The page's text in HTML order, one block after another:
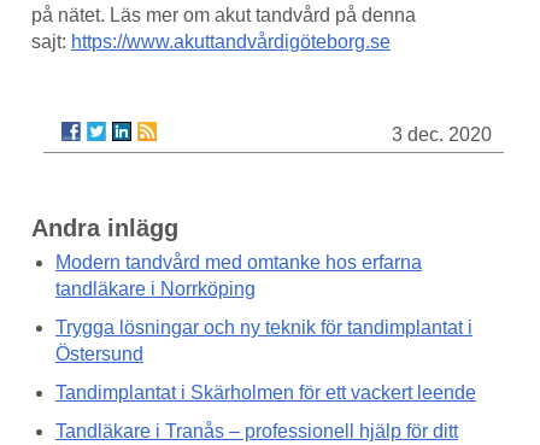
på nätet. Läs mer om akut tandvård på denna
sajt: https://www.akuttandvårdigöteborg.se
3 dec. 2020
Andra inlägg
Modern tandvård med omtanke hos erfarna
tandläkare i Norrköping
Trygga lösningar och ny teknik för tandimplantat i
Östersund
Tandimplantat i Skärholmen för ett vackert leende
Tandläkare i Tranås – professionell hjälp för ditt